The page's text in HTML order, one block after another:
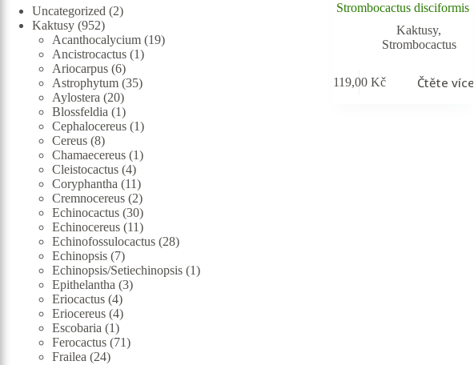
Strombocactus disciformis
Kaktusy,
Strombocactus
119,00 Kč Čtěte více
Uncategorized 22
Kaktusy 952952
produktů
Acanthocalycium 1919
Ancistrocactus 11
Ariocarpus 66
produktů
Astrophytum 3535
Aylostera 2020
produktů
Blossfeldia 11
produkt
Cephalocereus 11
Cereus 88
produktů
Chamaecereus 11
Cleistocactus 44
produkty
Coryphantha 1111
produktů
Cremnocereus 22
produkty
Echinocactus 3030
produktů
Echinocereus 1111
produktů
Echinofossulocactus 2828
Echinopsis 77
produktů
Echinopsis/Setiechinopsis 11
Epithelantha 33
Eriocactus 44
produkty
Eriocereus 44
produkty
Escobaria 11
produkt
Ferocactus 7171
Frailea 2424